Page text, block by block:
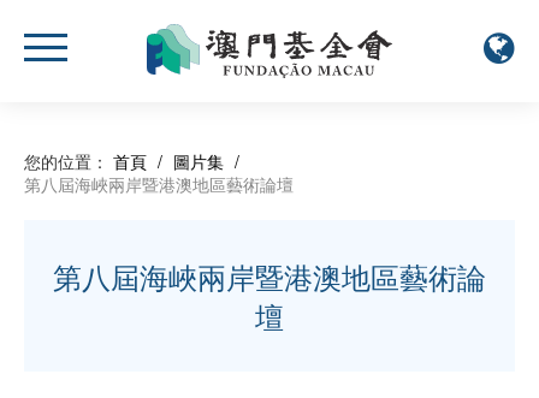
您的位置： 首頁 / 圖片集 /
第八屆海峽兩岸暨港澳地區藝術論壇
第八屆海峽兩岸暨港澳地區藝術論
壇